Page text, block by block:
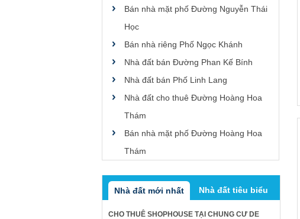
Bán nhà mặt phố Đường Nguyễn Thái
Học
Bán nhà riêng Phố Ngọc Khánh
Nhà đất bán Đường Phan Kế Bính
Nhà đất bán Phố Linh Lang
Nhà đất cho thuê Đường Hoàng Hoa
Thám
Bán nhà mặt phố Đường Hoàng Hoa
Thám
Nhà đất mới nhất Nhà đất tiêu biểu
CHO THUÊ SHOPHOUSE TẠI CHUNG CƯ DE